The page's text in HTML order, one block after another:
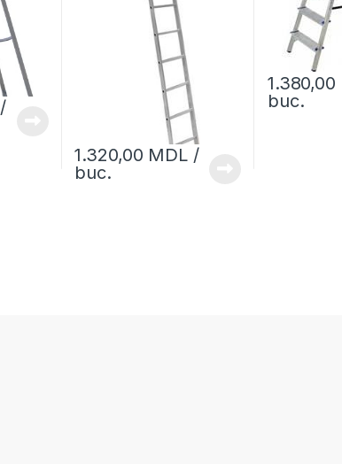
/
1.320,00 MDL/
buc.
1.380,00
buc.